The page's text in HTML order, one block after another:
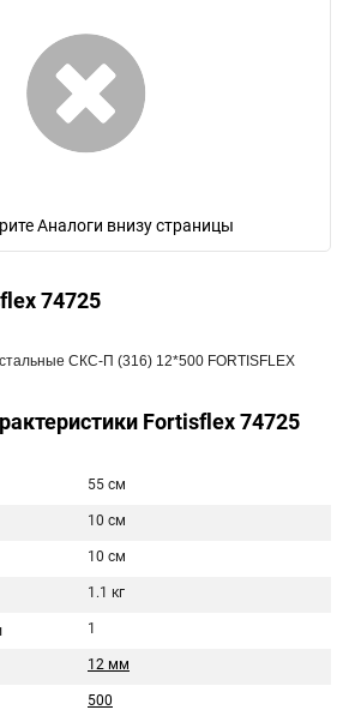
Аналоги внизу страницы
74725
СКС-П (316) 12*500 FORTISFLEX
Fortisflex 74725
55 см
10 см
10 см
1.1 кг
1
12 мм
500